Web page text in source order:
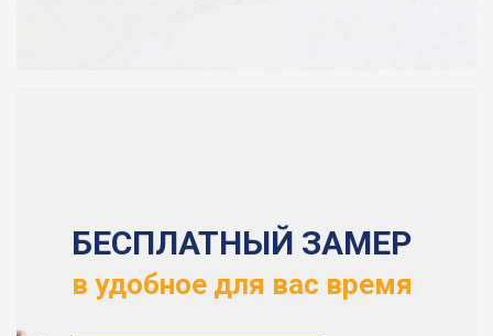
БЕСПЛАТНЫЙ ЗАМЕР
в удобное для вас время